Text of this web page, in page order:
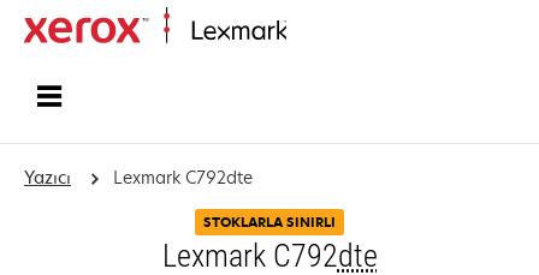
Yazıcı Lexmark C792dte
STOKLARLA SINIRLI
Lexmark C792dte